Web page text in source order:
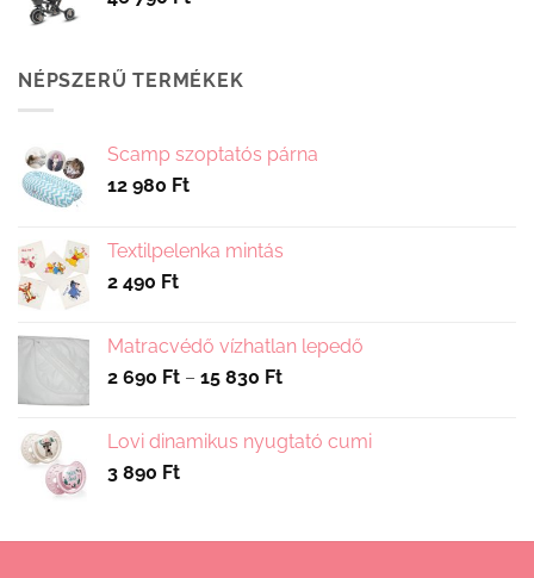
NÉPSZERŰ TERMÉKEK
Scamp szoptatós párna
12 980 Ft
Textilpelenka mintás
2 490 Ft
Matracvédő vízhatlan lepedő
2 690 Ft – 15 830 FtÁrtartomány:
-
Lovi dinamikus nyugtató cumi
3 890 Ft